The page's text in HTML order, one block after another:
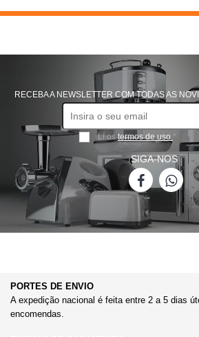
RECEBA A NEWSLETTER COM TODAS AS
Li ostermos de uso *
SIGA-NOS
PORTES DE ENVIO
A expedição nacional é feita entre 2 a 5 dias
encomendas.